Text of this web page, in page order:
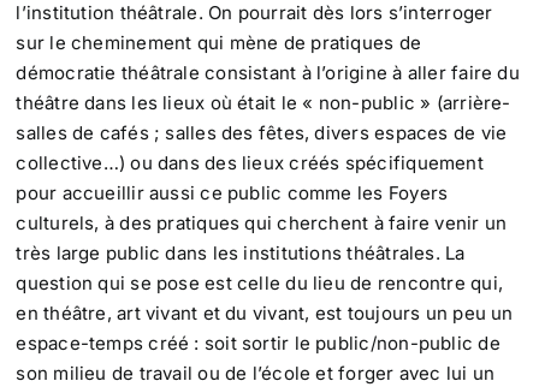
l’institution théâtrale. On pourrait dès lors s’interroger
sur le cheminement qui mène de pratiques de
démocratie théâtrale consistant à l’origine à aller faire du
théâtre dans les lieux où était le « non-public » (arrière-
salles de cafés ; salles des fêtes, divers espaces de vie
collective…) ou dans des lieux créés spécifiquement
pour accueillir aussi ce public comme les Foyers
culturels, à des pratiques qui cherchent à faire venir un
très large public dans les institutions théâtrales. La
question qui se pose est celle du lieu de rencontre qui,
en théâtre, art vivant et du vivant, est toujours un peu un
espace-temps créé : soit sortir le public/non-public de
son milieu de travail ou de l’école et forger avec lui un